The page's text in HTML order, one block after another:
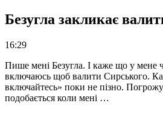
Безугла закликає
16:29
Пише мені Безугла. І каже що у мене
включаюсь щоб валити Сирського.
включайтесь» поки не пізно.
подобається коли мені …